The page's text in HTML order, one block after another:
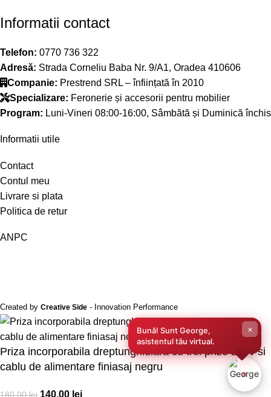
Informatii contact
Telefon: 0770 736 322
Adresă: Strada Corneliu Baba Nr. 9/A1, Oradea 410606
Companie: Prestrend SRL – înființată în 2010
Specializare: Feronerie și accesorii pentru mobilier
Program: Luni-Vineri 08:00-16:00, Sâmbătă și Duminică închis
Informatii utile
Contact
Contul meu
Livrare si plata
Politica de retur
ANPC
Created by Creative Side - Innovation Performance
Priza incorporabila dreptunghiulara cu trei prize 220v si
cablu de alimentare finiasaj negru
180,00lei 140,00 lei
Bună! Sunt George,
asistentul tău virtual.
×